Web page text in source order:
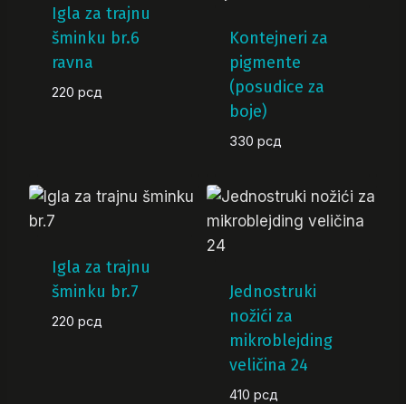
Igla za trajnu
šminku br.6
ravna
220 рсд
Kontejneri za
pigmente
(posudice za
boje)
330 рсд
Igla za trajnu
šminku br.7
220 рсд
Jednostruki
nožići za
mikroblejding
veličina 24
410 рсд